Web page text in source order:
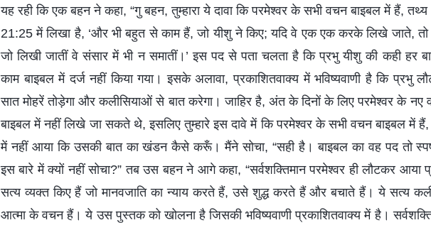
यह रही कि एक बहन ने कहा, “गु बहन, तुम्हारा ये दावा कि परमेश्वर के सभी वचन बाइबल में हैं,
21:25 में लिखा है, ‘और भी बहुत से काम हैं, जो यीशु ने किए; यदि वे एक एक करके लिखे जाते,
जो लिखी जातीं वे संसार में भी न समातीं।’ इस पद से पता चलता है कि प्रभु यीशु की कही हर
काम बाइबल में दर्ज नहीं किया गया। इसके अलावा, प्रकाशितवाक्य में भविष्यवाणी है कि प्रभु
सात मोहरें तोड़ेगा और कलीसियाओं से बात करेगा। जाहिर है, अंत के दिनों के लिए परमेश्वर के
बाइबल में नहीं लिखे जा सकते थे, इसलिए तुम्हारे इस दावे में कि परमेश्वर के सभी वचन बाइबल में
में नहीं आया कि उसकी बात का खंडन कैसे करूँ। मैंने सोचा, “सही है। बाइबल का वह पद तो
इस बारे में क्यों नहीं सोचा?” तब उस बहन ने आगे कहा, “सर्वशक्तिमान परमेश्वर ही लौटकर
सत्य व्यक्त किए हैं जो मानवजाति का न्याय करते हैं, उसे शुद्ध करते हैं और बचाते हैं। ये सत्य
आत्मा के वचन हैं। ये उस पुस्तक को खोलना है जिसकी भविष्यवाणी प्रकाशितवाक्य में है।